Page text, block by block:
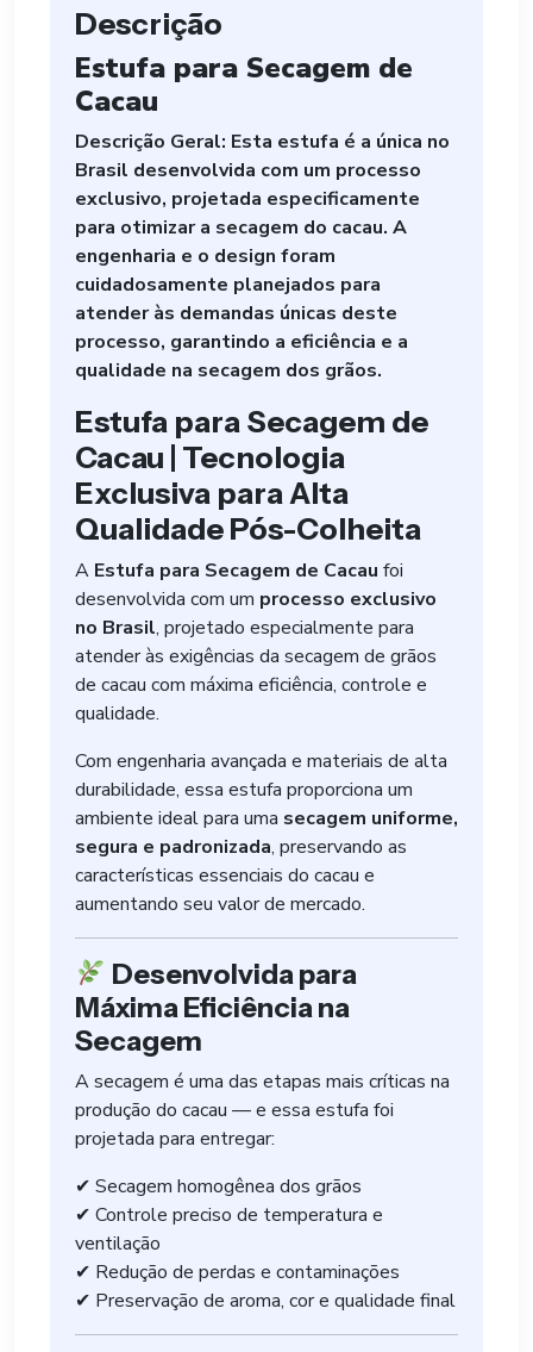
Descrição
Estufa para Secagem de
Cacau
Descrição Geral: Esta estufa é a única no
Brasil desenvolvida com um processo
exclusivo, projetada especificamente
para otimizar a secagem do cacau. A
engenharia e o design foram
cuidadosamente planejados para
atender às demandas únicas deste
processo, garantindo a eficiência e a
qualidade na secagem dos grãos.
Estufa para Secagem de
Cacau | Tecnologia
Exclusiva para Alta
Qualidade Pós-Colheita
A Estufa para Secagem de Cacau foi
desenvolvida com um processo exclusivo
no Brasil, projetado especialmente para
atender às exigências da secagem de grãos
de cacau com máxima eficiência, controle e
qualidade.
Com engenharia avançada e materiais de alta
durabilidade, essa estufa proporciona um
ambiente ideal para uma secagem uniforme,
segura e padronizada, preservando as
características essenciais do cacau e
aumentando seu valor de mercado.
Desenvolvida para
Máxima Eficiência na
Secagem
A secagem é uma das etapas mais críticas na
produção do cacau — e essa estufa foi
projetada para entregar:
✔ Secagem homogênea dos grãos
✔ Controle preciso de temperatura e
ventilação
✔ Redução de perdas e contaminações
✔ Preservação de aroma, cor e qualidade final